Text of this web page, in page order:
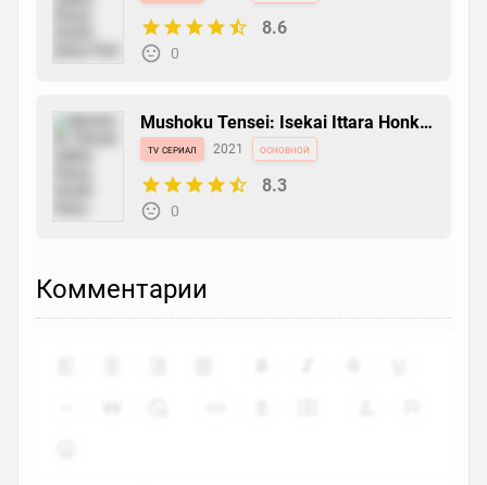
8.6
0
Mushoku Tensei: Isekai Ittara Honki
Dasu
tv сериал 2021 основной
8.3
0
Комментарии